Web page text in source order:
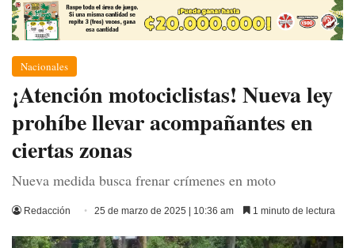
Nacionales
¡Atención motociclistas! Nueva ley
prohíbe llevar acompañantes en
ciertas zonas
Nueva medida busca frenar crímenes en moto
Redacción 25 de marzo de 2025 | 10:36 am 1 minuto de lectura